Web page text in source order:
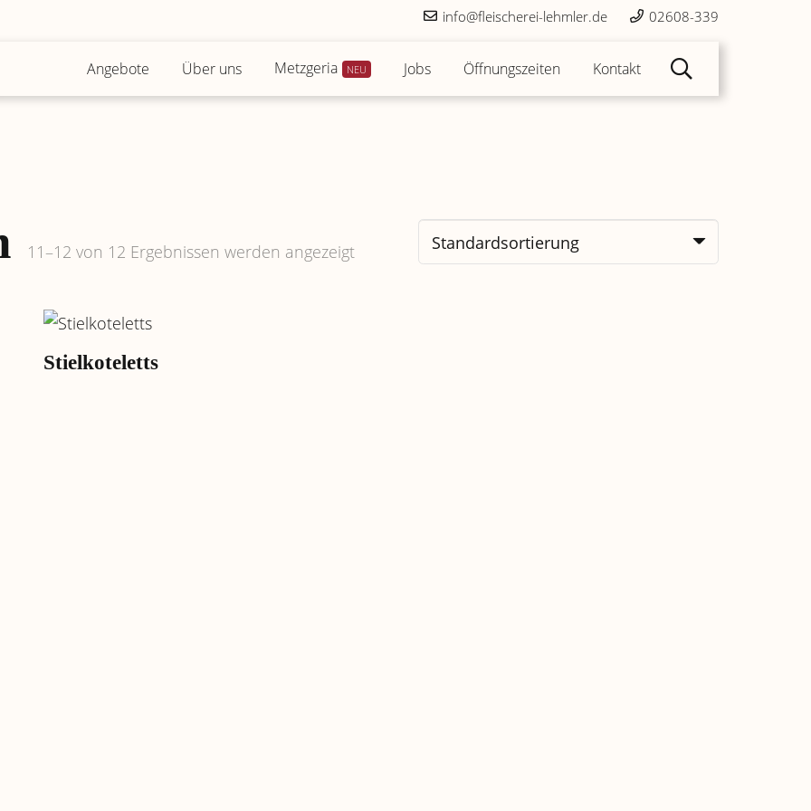
info@fleischerei-lehmler.de 02608-339
Angebote Über uns Metzgeria Jobs Öffnungszeiten Kontakt
11–12 von 12 Ergebnissen werden angezeigt
Stielkoteletts